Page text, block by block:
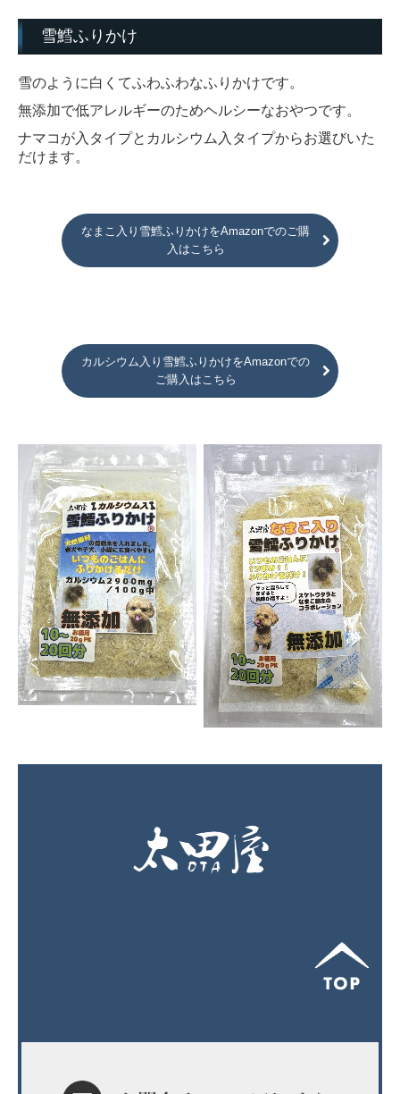
雪鱈ふりかけ
雪のように白くてふわふわなふりかけです。
無添加で低アレルギーのためヘルシーなおやつです。
ナマコが入タイプとカルシウム入タイプからお選びいた
だけます。
なまこ入り雪鱈ふりかけをAmazonでのご購
入はこちら
カルシウム入り雪鱈ふりかけをAmazonでの
ご購入はこちら